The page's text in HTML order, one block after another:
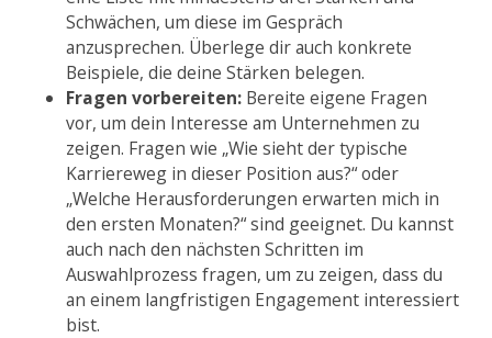
Schwächen, um diese im Gespräch
anzusprechen. Überlege dir auch konkrete
Beispiele, die deine Stärken belegen.
Fragen vorbereiten: Bereite eigene Fragen
vor, um dein Interesse am Unternehmen zu
zeigen. Fragen wie „Wie sieht der typische
Karriereweg in dieser Position aus?“ oder
„Welche Herausforderungen erwarten mich in
den ersten Monaten?“ sind geeignet. Du kannst
auch nach den nächsten Schritten im
Auswahlprozess fragen, um zu zeigen, dass du
an einem langfristigen Engagement interessiert
bist.